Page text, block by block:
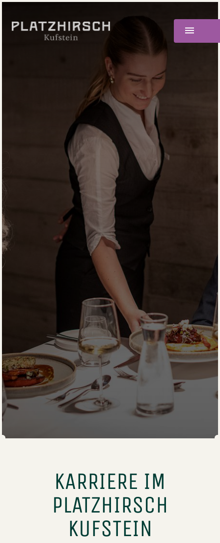
KARRIERE IM
PLATZHIRSCH
KUFSTEIN